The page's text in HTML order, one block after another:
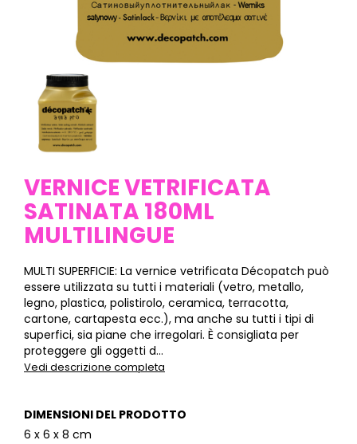
VERNICE VETRIFICATA
SATINATA 180ML
MULTILINGUE
MULTI SUPERFICIE: La vernice vetrificata Décopatch può
essere utilizzata su tutti i materiali (vetro, metallo,
legno, plastica, polistirolo, ceramica, terracotta,
cartone, cartapesta ecc.), ma anche su tutti i tipi di
superfici, sia piane che irregolari. È consigliata per
proteggere gli oggetti d...
Vedi descrizione completa
DIMENSIONI DEL PRODOTTO
6 x 6 x 8 cm